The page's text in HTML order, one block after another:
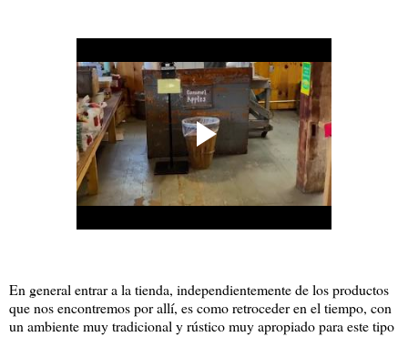
En general entrar a la tienda, independientemente de los productos
que nos encontremos por allí, es como retroceder en el tiempo, con
un ambiente muy tradicional y rústico muy apropiado para este tipo